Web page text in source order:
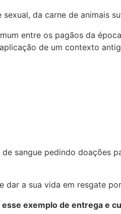
da carne de animais
entre os pagãos da
de um contexto
sangue pedindo doações
a sua vida em resgate
exemplo de entrega e